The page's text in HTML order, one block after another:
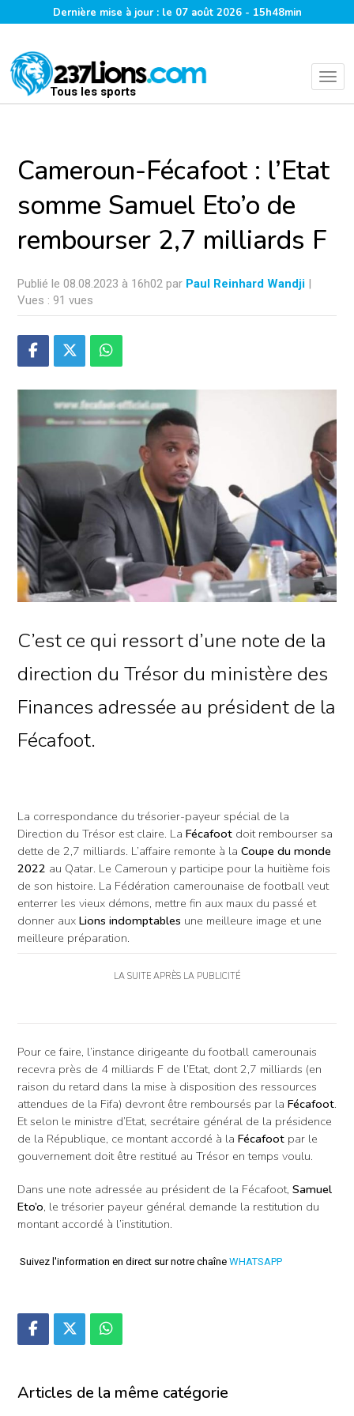
Dernière mise à jour : le 07 août 2026 - 15h48min
Tous les sports
Cameroun-Fécafoot : l’Etat
somme Samuel Eto’o de
rembourser 2,7 milliards F
Publié le 08.08.2023 à 16h02 par Paul Reinhard Wandji |
Vues : 91 vues
C’est ce qui ressort d’une note de la
direction du Trésor du ministère des
Finances adressée au président de la
Fécafoot.
La correspondance du trésorier-payeur spécial de la
Direction du Trésor est claire. La Fécafoot doit rembourser sa
dette de 2,7 milliards. L’affaire remonte à la Coupe du monde
2022 au Qatar. Le Cameroun y participe pour la huitième fois
de son histoire. La Fédération camerounaise de football veut
enterrer les vieux démons, mettre fin aux maux du passé et
donner aux Lions indomptables une meilleure image et une
meilleure préparation.
LA SUITE APRÈS LA PUBLICITÉ
Pour ce faire, l’instance dirigeante du football camerounais
recevra près de 4 milliards F de l’Etat, dont 2,7 milliards (en
raison du retard dans la mise à disposition des ressources
attendues de la Fifa) devront être remboursés par la Fécafoot.
Et selon le ministre d’Etat, secrétaire général de la présidence
de la République, ce montant accordé à la Fécafoot par le
gouvernement doit être restitué au Trésor en temps voulu.
Dans une note adressée au président de la Fécafoot, Samuel
Eto’o, le trésorier payeur général demande la restitution du
montant accordé à l’institution.
Suivez l'information en direct sur notre chaîne WHATSAPP
Articles de la même catégorie